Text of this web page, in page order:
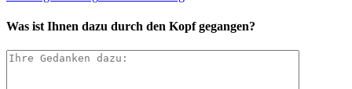
Was ist Ihnen dazu durch den Kopf gegangen?